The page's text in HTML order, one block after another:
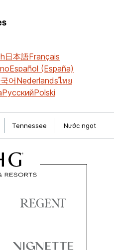
日本語Français
Español (España)
어Nederlandsไทย
РусскийPolski
Tennessee Nước ngọt